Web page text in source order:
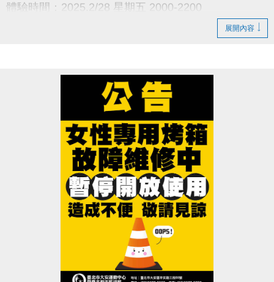
體驗時間：2025.2/28 星期五 2000-2200
搶不到不要罵小編啊!
即刻起網路/現場報名[課程當天網路不受理]!
體驗當天現場報名3-4月 該門課程即享9折優惠!
註冊、報名傳送門
https://www.cjcf.com.tw/CG02.aspx
https://reurl.cc/y60bN8
展開內容